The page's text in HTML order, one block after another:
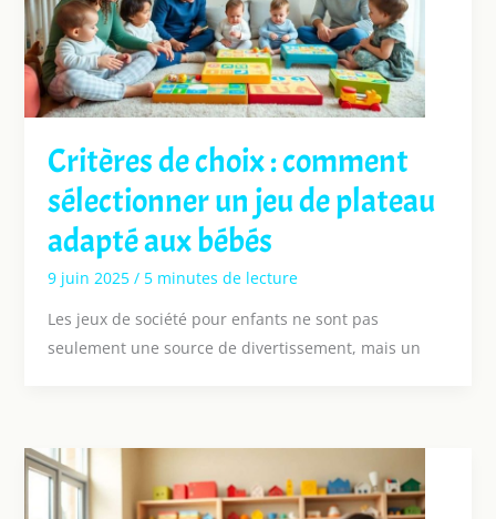
Critères de choix : comment
sélectionner un jeu de plateau
adapté aux bébés
9 juin 2025 / 5 minutes de lecture
Les jeux de société pour enfants ne sont pas
seulement une source de divertissement, mais un